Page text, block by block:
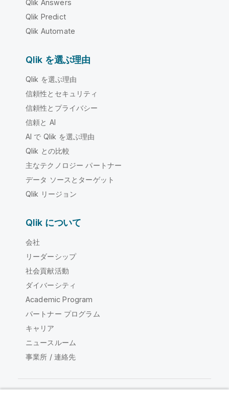
Qlik Answers
Qlik Predict
Qlik Automate
Qlik を選ぶ理由
Qlik を選ぶ理由
信頼性とセキュリティ
信頼性とプライバシー
信頼と AI
AI で Qlik を選ぶ理由
Qlik との比較
主なテクノロジー パートナー
データ ソースとターゲット
Qlik リージョン
Qlik について
会社
リーダーシップ
社会貢献活動
ダイバーシティ
Academic Program
パートナー プログラム
キャリア
ニュースルーム
事業所 / 連絡先